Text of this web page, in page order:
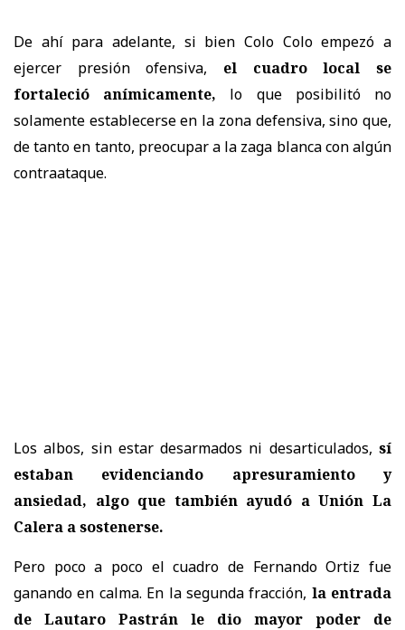
De ahí para adelante, si bien Colo Colo empezó a
ejercer presión ofensiva, el cuadro local se
fortaleció anímicamente, lo que posibilitó no
solamente establecerse en la zona defensiva, sino que,
de tanto en tanto, preocupar a la zaga blanca con algún
contraataque.
Los albos, sin estar desarmados ni desarticulados, sí
estaban evidenciando apresuramiento y
ansiedad, algo que también ayudó a Unión La
Calera a sostenerse.
Pero poco a poco el cuadro de Fernando Ortiz fue
ganando en calma. En la segunda fracción, la entrada
de Lautaro Pastrán le dio mayor poder de